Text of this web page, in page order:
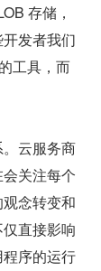
存储，
发者我们
工具，而
云服务商
关注每个
念转变和
直接影响
序的运行